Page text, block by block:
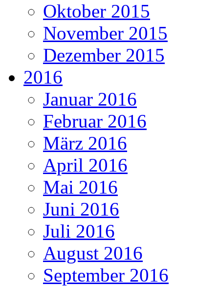
Oktober 2015
November 2015
Dezember 2015
2016
Januar 2016
Februar 2016
März 2016
April 2016
Mai 2016
Juni 2016
Juli 2016
August 2016
September 2016